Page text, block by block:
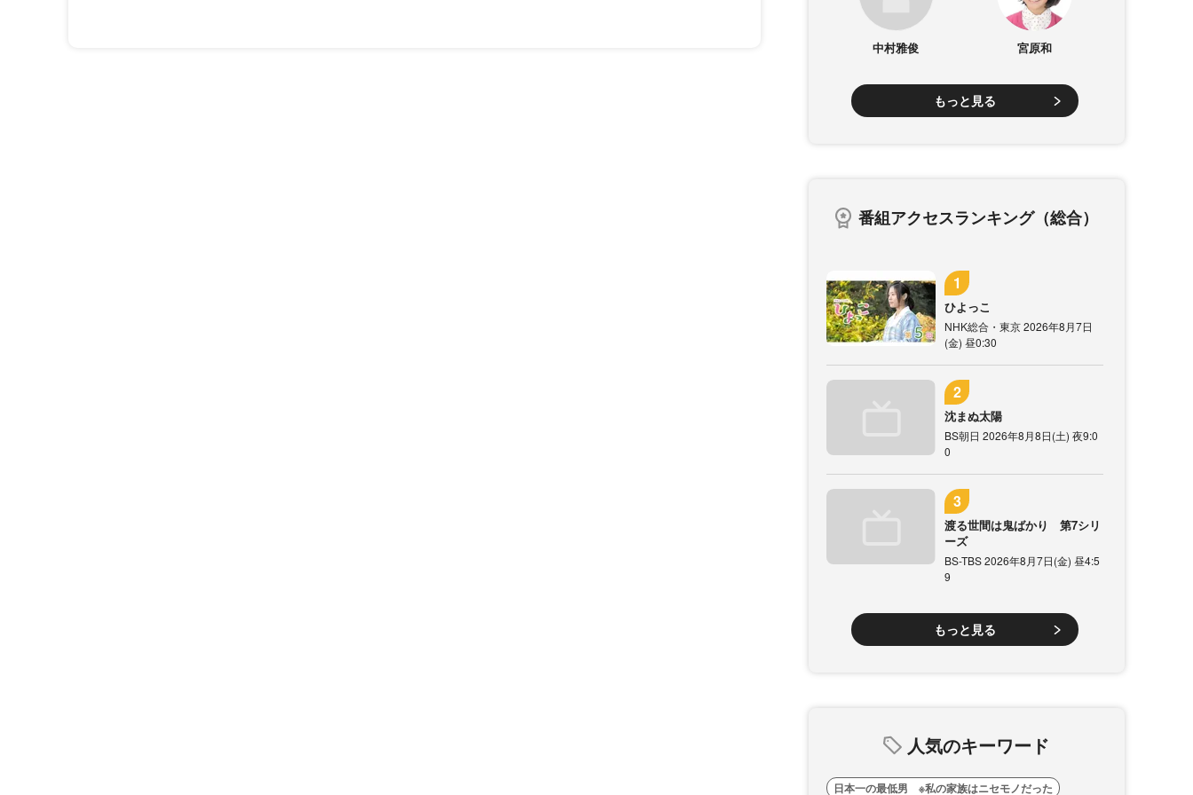
中村雅俊 宮原和
もっと見る
番組アクセスランキング（総合）
ひよっこ
NHK総合・東京 2026年8月7日
(金) 昼0:30
沈まぬ太陽
BS朝日 2026年8月8日(土) 夜9:0
0
渡る世間は鬼ばかり 第7シリ
ーズ
BS-TBS 2026年8月7日(金) 昼4:5
9
もっと見る
人気のキーワード
日本一の最低男 ※私の家族はニセモノだった